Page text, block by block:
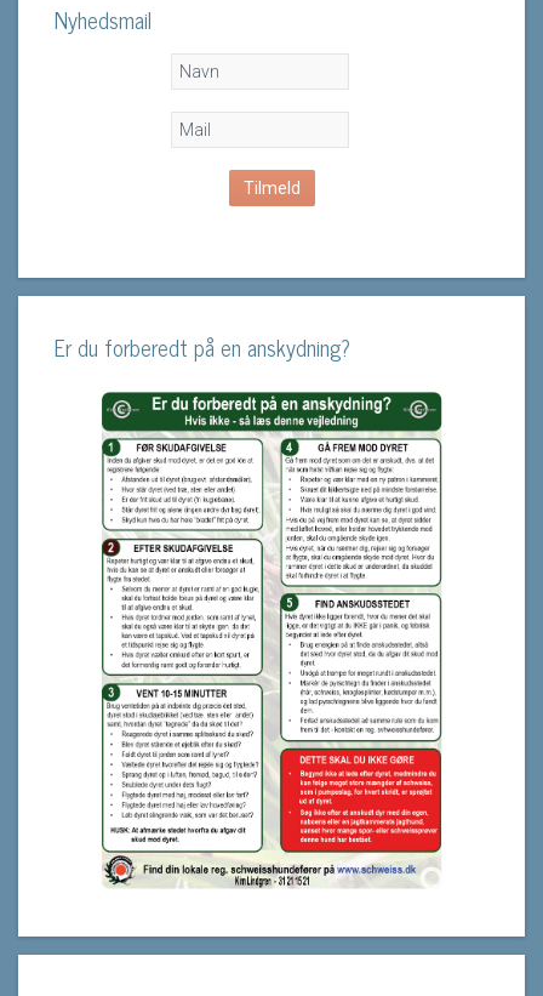
Nyhedsmail
Er du forberedt på en anskydning?